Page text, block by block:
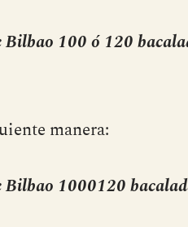
100 ó 120
manera:
Bilbao 1000120